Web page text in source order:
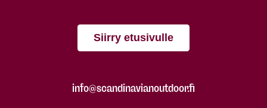
Siirry etusivulle
info@scandinavianoutdoor.fi